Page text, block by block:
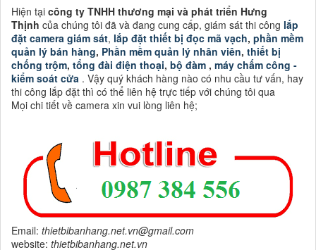
Hiện tại công ty TNHH thương mại và phát triển Hưng
Thịnh của chúng tôi đã và đang cung cấp, giám sát thi công lắp
đặt camera giám sát, lắp đặt thiết bị đọc mã vạch, phần mềm
quản lý bán hàng, Phần mềm quản lý nhân viên, thiết bị
chống trộm, tổng đài điện thoại, bộ đàm , máy chấm công -
kiểm soát cửa . Vậy quý khách hàng nào có nhu cầu tư vấn, hay
thi công lắp đặt thì có thể liên hệ trực tiếp với chúng tôi qua
Mọi chi tiết về camera xin vui lòng liên hệ;
Email: thietbibanhang.net.vn@gmail.com
website: thietbibanhang.net.vn